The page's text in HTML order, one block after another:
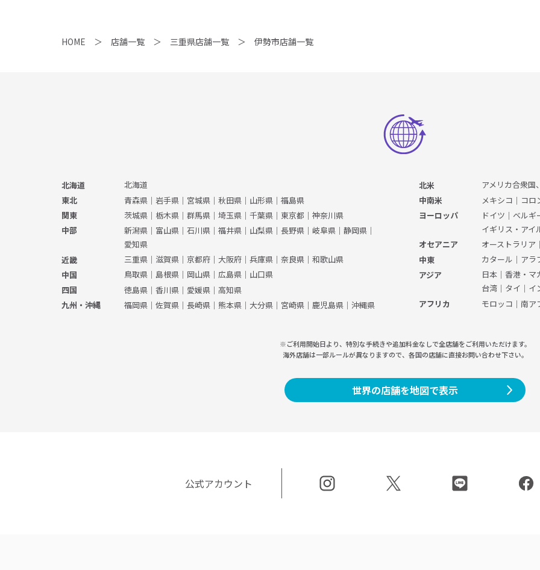
HOME 店舗一覧 三重県店舗一覧 伊勢市店舗一覧
北海道
北海道
東北
青森県 ｜ 岩手県 ｜ 宮城県 ｜ 秋田県 ｜ 山形県 ｜ 福島県
関東
茨城県 ｜ 栃木県 ｜ 群馬県 ｜ 埼玉県 ｜ 千葉県 ｜ 東京都 ｜ 神奈川県
中部
新潟県 ｜ 富山県 ｜ 石川県 ｜ 福井県 ｜ 山梨県 ｜ 長野県 ｜ 岐阜県 ｜ 静岡県 ｜
愛知県
近畿
三重県 ｜ 滋賀県 ｜ 京都府 ｜ 大阪府 ｜ 兵庫県 ｜ 奈良県 ｜ 和歌山県
中国
鳥取県 ｜ 島根県 ｜ 岡山県 ｜ 広島県 ｜ 山口県
四国
徳島県 ｜ 香川県 ｜ 愛媛県 ｜ 高知県
九州・沖縄
福岡県 ｜ 佐賀県 ｜ 長崎県 ｜ 熊本県 ｜ 大分県 ｜ 宮崎県 ｜ 鹿児島県 ｜ 沖縄県
北米
アメリカ合衆国
中南米
メキシコ ｜ コロ
ヨーロッパ
ドイツ ｜ ベルギ
イギリス・アイ
オセアニア
オーストラリア ｜
中東
カタール ｜ アラ
アジア
日本｜ 香港・マ
台湾｜ タイ ｜ イ
アフリカ
モロッコ ｜ 南ア
世界の店舗を地図で表示
※ご利用開始日より、特別な手続きや追加料金なしで全店舗をご利用いただけます。
海外店舗は一部ルールが異なりますので、 各国の店舗に直接お問い合わせ下さい。
公式アカウント